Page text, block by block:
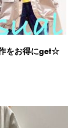
をお得にget☆